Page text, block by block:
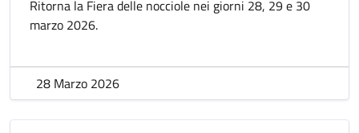
Ritorna la Fiera delle nocciole nei giorni 28, 29 e 30
marzo 2026.
28 Marzo 2026